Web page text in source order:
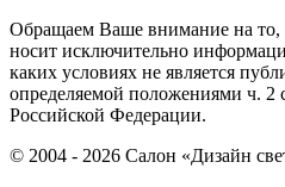
Обращаем Ваше внимание на то,
носит исключительно
каких условиях не является
определяемой положениями ч. 2
Российской Федерации.
© 2004 - 2026 Салон «Дизайн